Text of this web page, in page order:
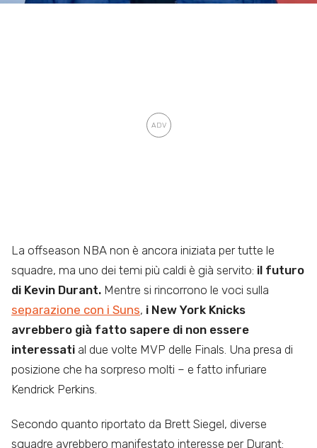
La offseason NBA non è ancora iniziata per tutte le
squadre, ma uno dei temi più caldi è già servito: il futuro
di Kevin Durant. Mentre si rincorrono le voci sulla
separazione con i Suns, i New York Knicks
avrebbero già fatto sapere di non essere
interessati al due volte MVP delle Finals. Una presa di
posizione che ha sorpreso molti – e fatto infuriare
Kendrick Perkins.
Secondo quanto riportato da Brett Siegel, diverse
squadre avrebbero manifestato interesse per Durant: